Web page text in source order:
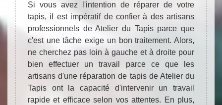
Si vous avez l'intention de réparer de votre
tapis, il est impératif de confier à des artisans
professionnels de Atelier du Tapis parce que
c'est une tâche exige un bon traitement. Alors,
ne cherchez pas loin à gauche et à droite pour
bien effectuer un travail parce ce que les
artisans d'une réparation de tapis de Atelier du
Tapis ont la capacité d'intervenir un travail
rapide et efficace selon vos attentes. En plus,